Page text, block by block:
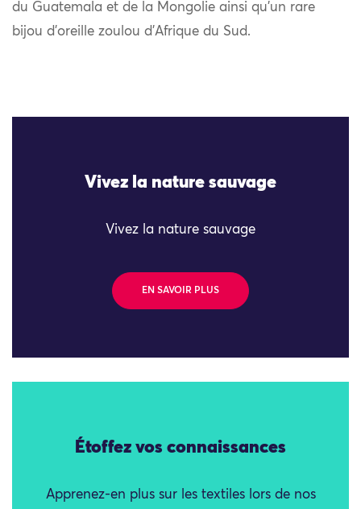
du Guatemala et de la Mongolie ainsi qu’un rare
bijou d’oreille zoulou d’Afrique du Sud.
Vivez la nature sauvage
Vivez la nature sauvage
EN SAVOIR PLUS
Étoffez vos connaissances
Apprenez-en plus sur les textiles lors de nos